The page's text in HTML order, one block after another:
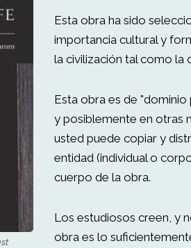
Esta obra ha sido
importancia cultural y
la civilización tal como la
Esta obra es de
y posiblemente en otras
usted puede copiar y
entidad (individual o
cuerpo de la obra.
Los estudiosos creen, y
obra es lo